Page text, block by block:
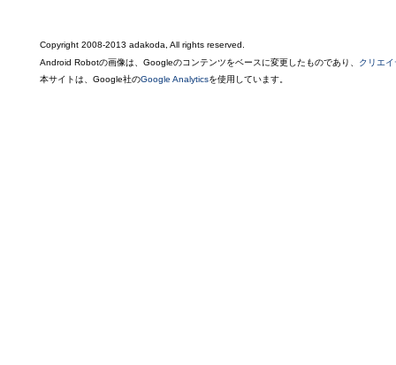
Copyright 2008-2013 adakoda, All rights reserved.
Android Robotの画像は、Googleのコンテンツをベースに変更したものであり、 クリエ
本サイトは、Google社のGoogle Analyticsを使用しています。